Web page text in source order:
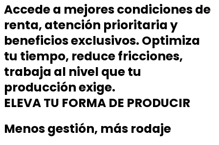
Accede a mejores condiciones de
renta, atención prioritaria y
beneficios exclusivos. Optimiza
tu tiempo, reduce fricciones,
trabaja al nivel que tu
producción exige.
ELEVA TU FORMA DE PRODUCIR
Menos gestión, más rodaje